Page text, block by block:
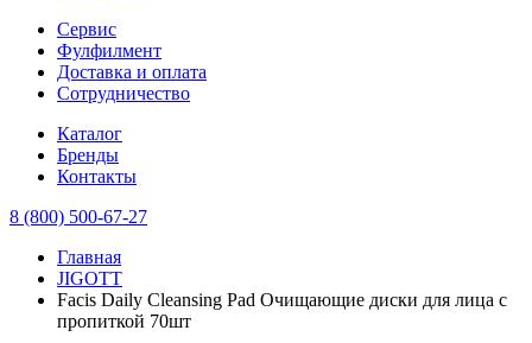
Сервис
Фулфилмент
Доставка и оплата
Сотрудничество
Каталог
Бренды
Контакты
8 (800) 500-67-27
Главная
JIGOTT
Facis Daily Cleansing Pad Очищающие диски для лица с
пропиткой 70шт